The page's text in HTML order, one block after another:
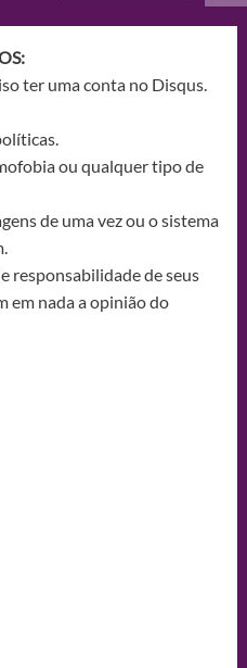
ter uma conta no Disqus.
ou qualquer tipo de
de uma vez ou o sistema
responsabilidade de seus
em nada a opinião do